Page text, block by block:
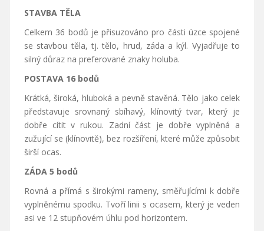
STAVBA TĚLA
Celkem 36 bodů je přisuzováno pro části úzce spojené
se stavbou těla, tj. tělo, hrud, záda a kýl. Vyjadřuje to
silný důraz na preferované znaky holuba.
POSTAVA 16 bodů
Krátká, široká, hluboká a pevně stavěná. Tělo jako celek
představuje srovnaný sbíhavý, klínovitý tvar, který je
dobře cítit v rukou. Zadní část je dobře vyplněná a
zužující se (klínovitě), bez rozšíření, které může způsobit
širší ocas.
ZÁDA 5 bodů
Rovná a přímá s širokými rameny, směřujícími k dobře
vyplněnému spodku. Tvoří linii s ocasem, který je veden
asi ve 12 stupňovém úhlu pod horizontem.